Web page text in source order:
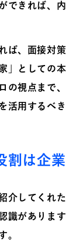
できれば、内
ば、面接対策
」としての本
の視点まで、
活用するべき
割は企業
介してくれた
識があります
。